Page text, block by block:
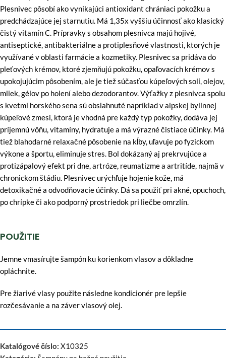
Plesnivec pôsobí ako vynikajúci antioxidant chrániaci pokožku a
predchádzajúce jej starnutiu. Má 1,35x vyššiu účinnosť ako klasický
čistý vitamín C. Prípravky s obsahom plesnivca majú hojivé,
antiseptické, antibakteriálne a protiplesňové vlastnosti, ktorých je
využívané v oblasti farmácie a kozmetiky. Plesnivec sa pridáva do
pleťových krémov, ktoré zjemňujú pokožku, opaľovacích krémov s
upokojujúcim pôsobením, ale je tiež súčasťou kúpeľových solí, olejov,
mliek, gélov po holení alebo dezodorantov. Výťažky z plesnivca spolu
s kvetmi horského sena sú obsiahnuté napríklad v alpskej bylinnej
kúpeľové zmesi, ktorá je vhodná pre každý typ pokožky, dodáva jej
príjemnú vôňu, vitamíny, hydratuje a má výrazné čistiace účinky. Má
tiež blahodarné relaxačné pôsobenie na kĺby, uľavuje po fyzickom
výkone a športu, eliminuje stres. Bol dokázaný aj prekrvujúce a
protizápalový efekt pri dne, artróze, reumatizme a artritíde, najmä v
chronickom štádiu. Plesnivec urýchľuje hojenie kože, má
detoxikačné a odvodňovacie účinky. Dá sa použiť pri akné, opuchoch,
po chrípke či ako podporný prostriedok pri liečbe omrzlín.
POUŽITIE
Jemne vmasírujte šampón ku korienkom vlasov a dôkladne
opláchnite.
Pre žiarivé vlasy použite následne kondicionér pre lepšie
rozčesávanie a na záver vlasový olej.
Katalógové číslo: X10325